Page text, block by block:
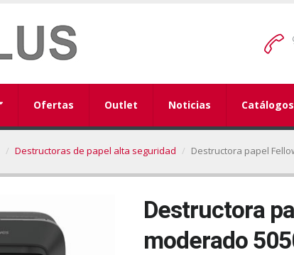
Ofertas Outlet Noticias Catálogos
Destructoras de papel alta seguridad Destructora papel
Destructora
moderado